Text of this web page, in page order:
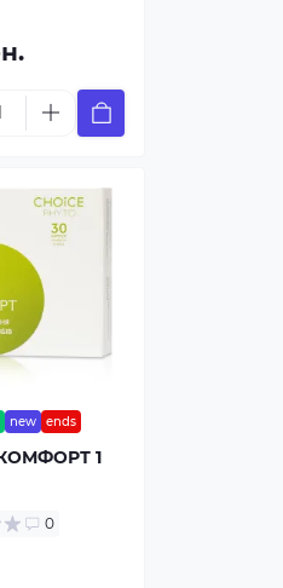
new ends
КОМФОРТ 1
0